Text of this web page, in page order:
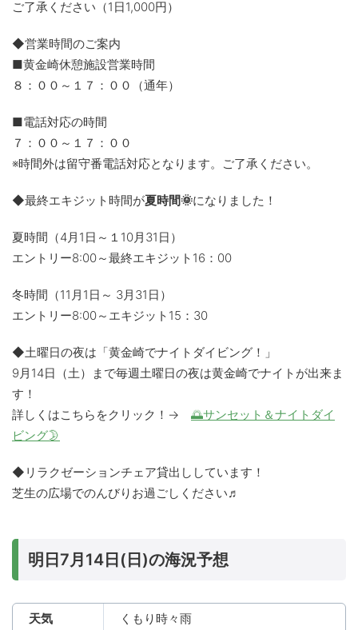
ご了承ください（1日1,000円）
◆営業時間のご案内
■黄金崎休憩施設営業時間
８：００～１７：００（通年）
■電話対応の時間
７：００～１７：００
※時間外は留守番電話対応となります。ご了承ください。
◆最終エキジット時間が夏時間🌞になりました！
夏時間（4月1日～１10月31日）
エントリー8:00～最終エキジット16：00
冬時間（11月1日～ 3月31日）
エントリー8:00～エキジット15：30
◆土曜日の夜は「黄金崎でナイトダイビング！」
9月14日（土）まで毎週土曜日の夜は黄金崎でナイトが出来ま
す！
詳しくはこちらをクリック！→ 🌅サンセット＆ナイトダイ
ビング🌛
◆リラクゼーションチェア貸出ししています！
芝生の広場でのんびりお過ごしください♬
明日7月14日(日)の海況予想
天気 くもり時々雨